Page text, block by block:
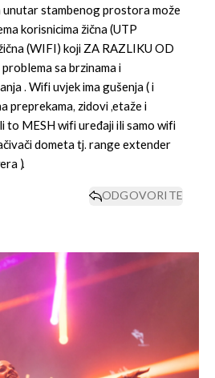
unutar stambenog prostora može
korisnicima žična (UTP
(WIFI) koji ZA RAZLIKU OD
sa brzinama i
. Wifi uvjek ima gušenja ( i
preprekama, zidovi ,etaže i
to MESH wifi uređaji ili samo wifi
dometa tj. range extender
).
ODGOVORITE